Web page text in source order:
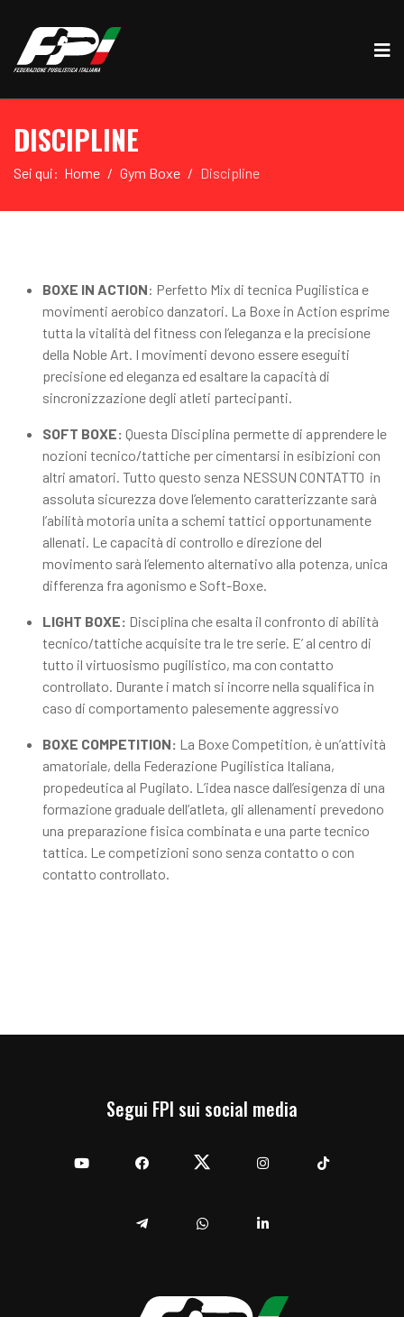
DISCIPLINE
Sei qui: Home Gym Boxe Discipline
BOXE IN ACTION: Perfetto Mix di tecnica Pugilistica e
movimenti aerobico danzatori. La Boxe in Action esprime
tutta la vitalità del fitness con l’eleganza e la precisione
della Noble Art. I movimenti devono essere eseguiti
precisione ed eleganza ed esaltare la capacità di
sincronizzazione degli atleti partecipanti.
SOFT BOXE: Questa Disciplina permette di apprendere le
nozioni tecnico/tattiche per cimentarsi in esibizioni con
altri amatori. Tutto questo senza NESSUN CONTATTO in
assoluta sicurezza dove l’elemento caratterizzante sarà
l’abilità motoria unita a schemi tattici opportunamente
allenati. Le capacità di controllo e direzione del
movimento sarà l’elemento alternativo alla potenza, unica
differenza fra agonismo e Soft-Boxe.
LIGHT BOXE: Disciplina che esalta il confronto di abilità
tecnico/tattiche acquisite tra le tre serie. E’ al centro di
tutto il virtuosismo pugilistico, ma con contatto
controllato. Durante i match si incorre nella squalifica in
caso di comportamento palesemente aggressivo
BOXE COMPETITION: La Boxe Competition, è un’attività
amatoriale, della Federazione Pugilistica Italiana,
propedeutica al Pugilato. L’idea nasce dall’esigenza di una
formazione graduale dell’atleta, gli allenamenti prevedono
una preparazione fisica combinata e una parte tecnico
tattica. Le competizioni sono senza contatto o con
contatto controllato.
Segui FPI sui social media